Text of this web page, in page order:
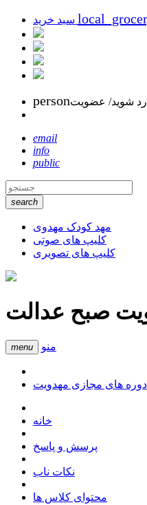
personشوید/ عضویت
email
info
public
search
مهد کودک مهدوی
کلیپ های صوتی
کلیپ های تصویری
صبح عدالت
menu منو
دوره های مجازی مهدویت
خانه
پرسش و پاسخ
نکات ناب
محتوای کلاس ها